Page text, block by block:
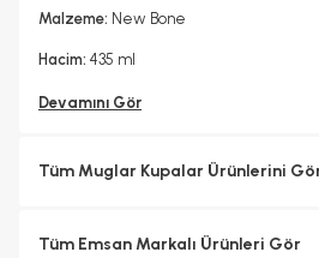
Büyük Boy
Malzeme: New Bone
Hacim: 435 ml
Devamını Gör
Tüm Muglar Kupalar Ürünlerini
Tüm Emsan Markalı Ürünleri Gör